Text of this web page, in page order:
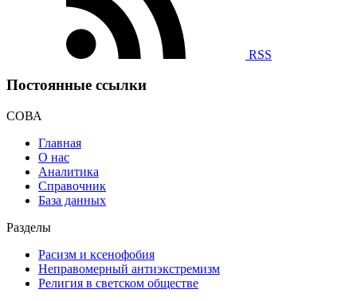
RSS
Постоянные ссылки
СОВА
Главная
О нас
Аналитика
Справочник
База данных
Разделы
Расизм и ксенофобия
Неправомерный антиэкстремизм
Религия в светском обществе